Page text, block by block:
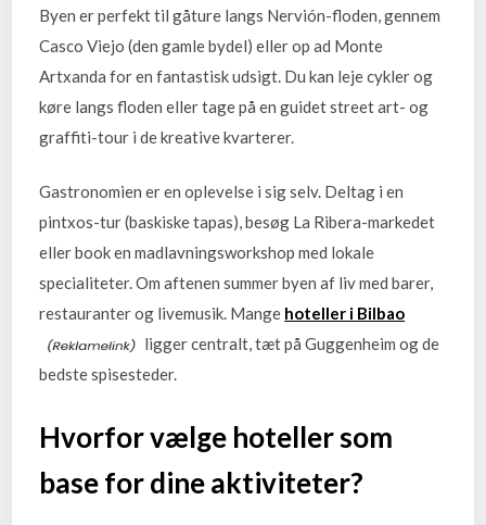
Byen er perfekt til gåture langs Nervión-floden, gennem
Casco Viejo (den gamle bydel) eller op ad Monte
Artxanda for en fantastisk udsigt. Du kan leje cykler og
køre langs floden eller tage på en guidet street art- og
graffiti-tour i de kreative kvarterer.
Gastronomien er en oplevelse i sig selv. Deltag i en
pintxos-tur (baskiske tapas), besøg La Ribera-markedet
eller book en madlavningsworkshop med lokale
specialiteter. Om aftenen summer byen af liv med barer,
restauranter og livemusik. Mange hoteller i Bilbao
ligger centralt, tæt på Guggenheim og de
bedste spisesteder.
Hvorfor vælge hoteller som
base for dine aktiviteter?